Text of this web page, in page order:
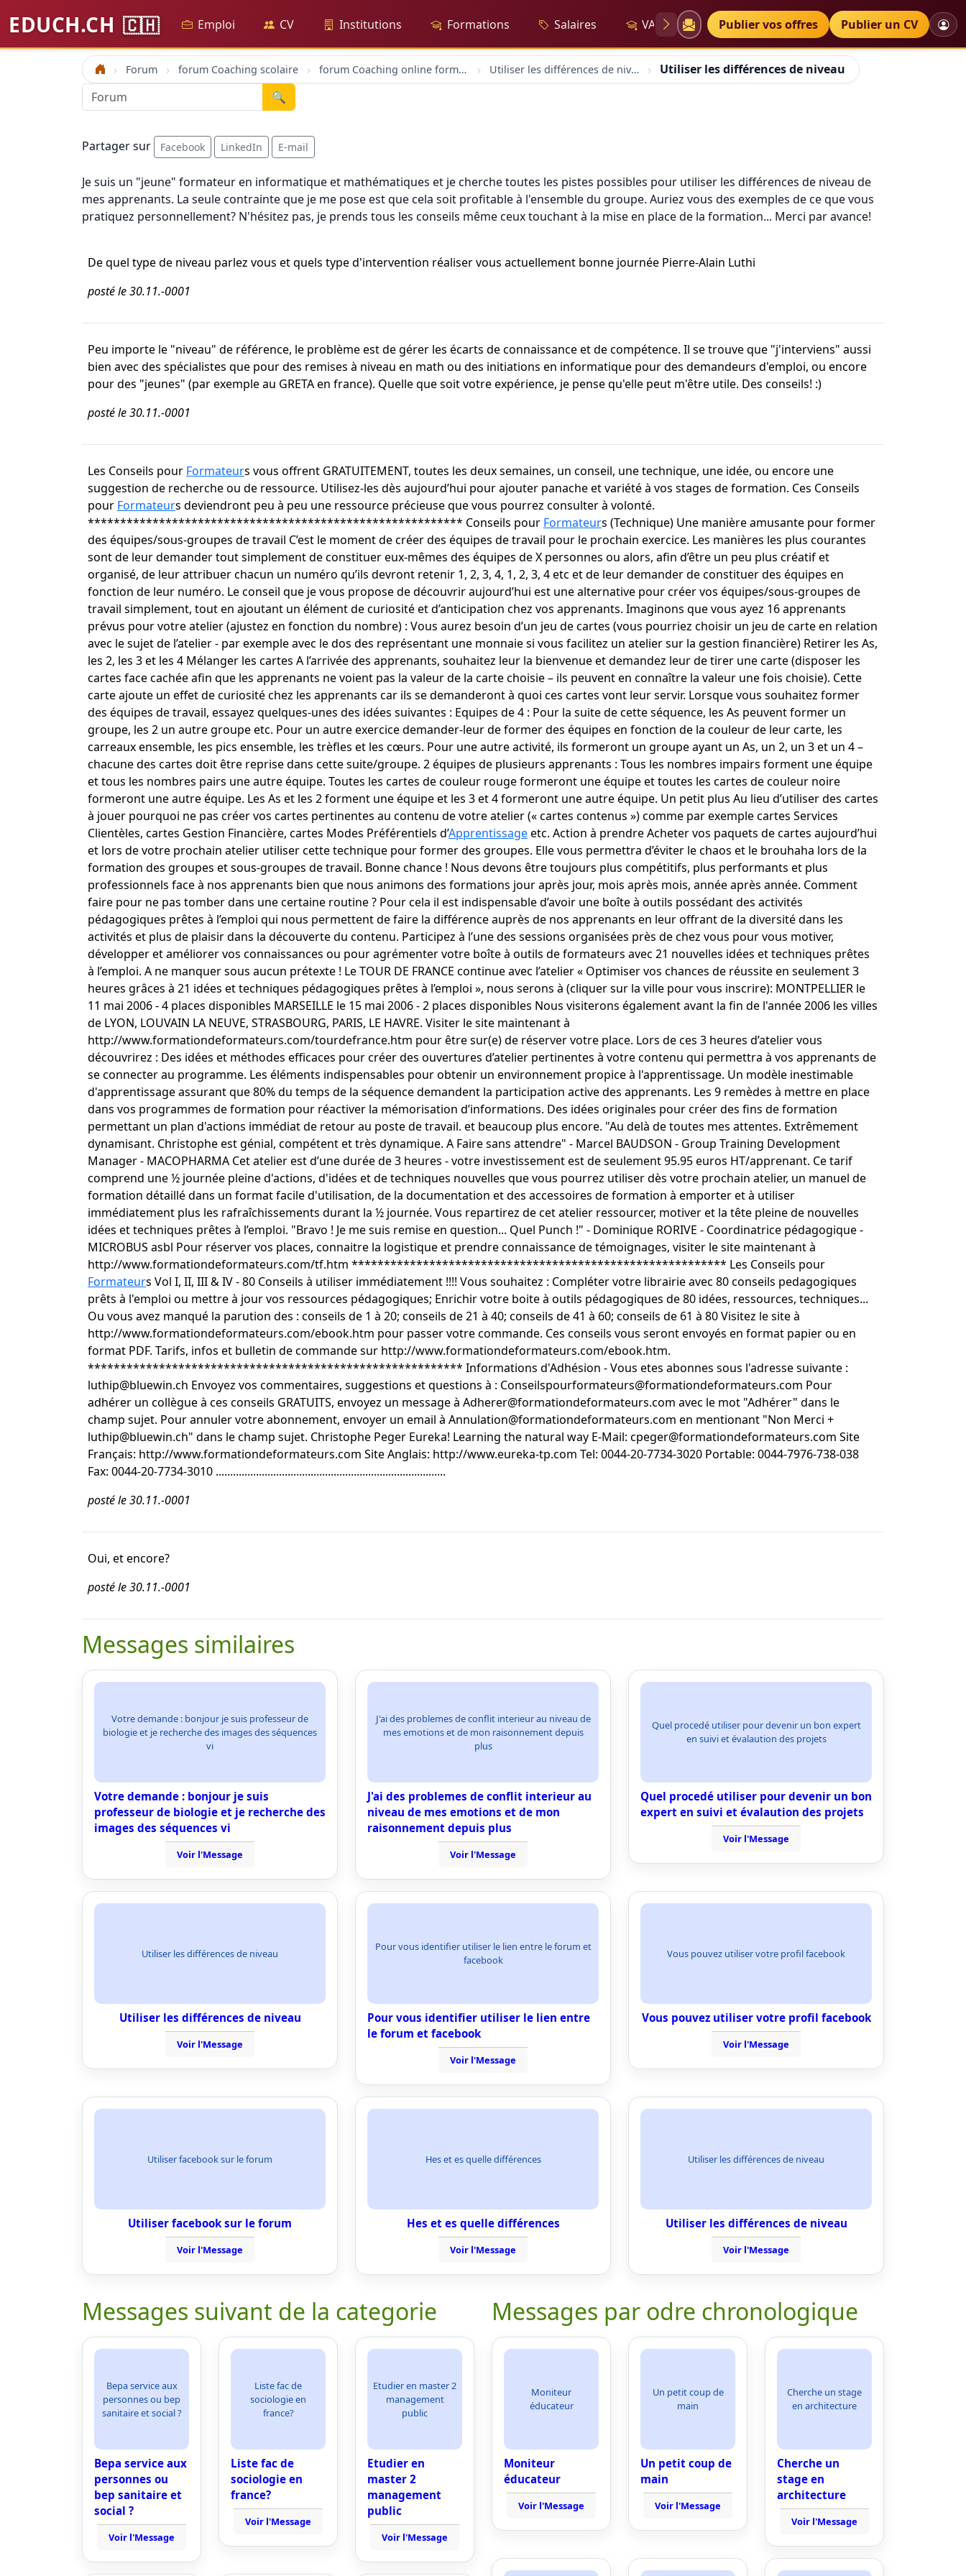
EDUCH.CH 🇨🇭 Emploi CV Institutions Formations Salaires VAE Diplômes Petites annonces
Publier vos offres Publier un CV
Accueil Forum forum Coaching scolaire forum Coaching online formation professionelle emploi education Utiliser les différences de niveau
Utiliser les différences de niveau
🔍
Partager sur Facebook LinkedIn E-mail
Je suis un "jeune" formateur en informatique et mathématiques et je cherche toutes les pistes possibles pour utiliser les différences de niveau de
mes apprenants. La seule contrainte que je me pose est que cela soit profitable à l'ensemble du groupe. Auriez vous des exemples de ce que vous
pratiquez personnellement? N'hésitez pas, je prends tous les conseils même ceux touchant à la mise en place de la formation... Merci par avance!
De quel type de niveau parlez vous et quels type d'intervention réaliser vous actuellement bonne journée Pierre-Alain Luthi
posté le 30.11.-0001
Peu importe le "niveau" de référence, le problème est de gérer les écarts de connaissance et de compétence. Il se trouve que "j'interviens" aussi
bien avec des spécialistes que pour des remises à niveau en math ou des initiations en informatique pour des demandeurs d'emploi, ou encore
pour des "jeunes" (par exemple au GRETA en france). Quelle que soit votre expérience, je pense qu'elle peut m'être utile. Des conseils! :)
posté le 30.11.-0001
Les Conseils pour Formateurs vous offrent GRATUITEMENT, toutes les deux semaines, un conseil, une technique, une idée, ou encore une
suggestion de recherche ou de ressource. Utilisez-les dès aujourd’hui pour ajouter panache et variété à vos stages de formation. Ces Conseils
pour Formateurs deviendront peu à peu une ressource précieuse que vous pourrez consulter à volonté.
********************************************************** Conseils pour Formateurs (Technique) Une manière amusante pour former
des équipes/sous-groupes de travail C’est le moment de créer des équipes de travail pour le prochain exercice. Les manières les plus courantes
sont de leur demander tout simplement de constituer eux-mêmes des équipes de X personnes ou alors, afin d’être un peu plus créatif et
organisé, de leur attribuer chacun un numéro qu’ils devront retenir 1, 2, 3, 4, 1, 2, 3, 4 etc et de leur demander de constituer des équipes en
fonction de leur numéro. Le conseil que je vous propose de découvrir aujourd’hui est une alternative pour créer vos équipes/sous-groupes de
travail simplement, tout en ajoutant un élément de curiosité et d’anticipation chez vos apprenants. Imaginons que vous ayez 16 apprenants
prévus pour votre atelier (ajustez en fonction du nombre) : Vous aurez besoin d’un jeu de cartes (vous pourriez choisir un jeu de carte en relation
avec le sujet de l’atelier - par exemple avec le dos des représentant une monnaie si vous facilitez un atelier sur la gestion financière) Retirer les As,
les 2, les 3 et les 4 Mélanger les cartes A l’arrivée des apprenants, souhaitez leur la bienvenue et demandez leur de tirer une carte (disposer les
cartes face cachée afin que les apprenants ne voient pas la valeur de la carte choisie – ils peuvent en connaître la valeur une fois choisie). Cette
carte ajoute un effet de curiosité chez les apprenants car ils se demanderont à quoi ces cartes vont leur servir. Lorsque vous souhaitez former
des équipes de travail, essayez quelques-unes des idées suivantes : Equipes de 4 : Pour la suite de cette séquence, les As peuvent former un
groupe, les 2 un autre groupe etc. Pour un autre exercice demander-leur de former des équipes en fonction de la couleur de leur carte, les
carreaux ensemble, les pics ensemble, les trèfles et les cœurs. Pour une autre activité, ils formeront un groupe ayant un As, un 2, un 3 et un 4 –
chacune des cartes doit être reprise dans cette suite/groupe. 2 équipes de plusieurs apprenants : Tous les nombres impairs forment une équipe
et tous les nombres pairs une autre équipe. Toutes les cartes de couleur rouge formeront une équipe et toutes les cartes de couleur noire
formeront une autre équipe. Les As et les 2 forment une équipe et les 3 et 4 formeront une autre équipe. Un petit plus Au lieu d’utiliser des cartes
à jouer pourquoi ne pas créer vos cartes pertinentes au contenu de votre atelier (« cartes contenus ») comme par exemple cartes Services
Clientèles, cartes Gestion Financière, cartes Modes Préférentiels d’Apprentissageetc. Action à prendre Acheter vos paquets de cartes aujourd’hui
et lors de votre prochain atelier utiliser cette technique pour former des groupes. Elle vous permettra d’éviter le chaos et le brouhaha lors de la
formation des groupes et sous-groupes de travail. Bonne chance ! Nous devons être toujours plus compétitifs, plus performants et plus
professionnels face à nos apprenants bien que nous animons des formations jour après jour, mois après mois, année après année. Comment
faire pour ne pas tomber dans une certaine routine ? Pour cela il est indispensable d’avoir une boîte à outils possédant des activités
pédagogiques prêtes à l’emploi qui nous permettent de faire la différence auprès de nos apprenants en leur offrant de la diversité dans les
activités et plus de plaisir dans la découverte du contenu. Participez à l’une des sessions organisées près de chez vous pour vous motiver,
développer et améliorer vos connaissances ou pour agrémenter votre boîte à outils de formateurs avec 21 nouvelles idées et techniques prêtes
à l’emploi. A ne manquer sous aucun prétexte ! Le TOUR DE FRANCE continue avec l’atelier « Optimiser vos chances de réussite en seulement 3
heures grâces à 21 idées et techniques pédagogiques prêtes à l’emploi », nous serons à (cliquer sur la ville pour vous inscrire): MONTPELLIER le
11 mai 2006 - 4 places disponibles MARSEILLE le 15 mai 2006 - 2 places disponibles Nous visiterons également avant la fin de l'année 2006 les villes
de LYON, LOUVAIN LA NEUVE, STRASBOURG, PARIS, LE HAVRE. Visiter le site maintenant à
http://www.formationdeformateurs.com/tourdefrance.htm pour être sur(e) de réserver votre place. Lors de ces 3 heures d’atelier vous
découvrirez : Des idées et méthodes efficaces pour créer des ouvertures d’atelier pertinentes à votre contenu qui permettra à vos apprenants de
se connecter au programme. Les éléments indispensables pour obtenir un environnement propice à l'apprentissage. Un modèle inestimable
d'apprentissage assurant que 80% du temps de la séquence demandent la participation active des apprenants. Les 9 remèdes à mettre en place
dans vos programmes de formation pour réactiver la mémorisation d’informations. Des idées originales pour créer des fins de formation
permettant un plan d'actions immédiat de retour au poste de travail. et beaucoup plus encore. "Au delà de toutes mes attentes. Extrêmement
dynamisant. Christophe est génial, compétent et très dynamique. A Faire sans attendre" - Marcel BAUDSON - Group Training Development
Manager - MACOPHARMA Cet atelier est d’une durée de 3 heures - votre investissement est de seulement 95.95 euros HT/apprenant. Ce tarif
comprend une ½ journée pleine d'actions, d'idées et de techniques nouvelles que vous pourrez utiliser dès votre prochain atelier, un manuel de
formation détaillé dans un format facile d'utilisation, de la documentation et des accessoires de formation à emporter et à utiliser
immédiatement plus les rafraîchissements durant la ½ journée. Vous repartirez de cet atelier ressourcer, motiver et la tête pleine de nouvelles
idées et techniques prêtes à l’emploi. "Bravo ! Je me suis remise en question... Quel Punch !" - Dominique RORIVE - Coordinatrice pédagogique -
MICROBUS asbl Pour réserver vos places, connaitre la logistique et prendre connaissance de témoignages, visiter le site maintenant à
http://www.formationdeformateurs.com/tf.htm ********************************************************** Les Conseils pour
Formateurs Vol I, II, III & IV - 80 Conseils à utiliser immédiatement !!!! Vous souhaitez : Compléter votre librairie avec 80 conseils pedagogiques
prêts à l'emploi ou mettre à jour vos ressources pédagogiques; Enrichir votre boite à outils pédagogiques de 80 idées, ressources, techniques...
Ou vous avez manqué la parution des : conseils de 1 à 20; conseils de 21 à 40; conseils de 41 à 60; conseils de 61 à 80 Visitez le site à
http://www.formationdeformateurs.com/ebook.htm pour passer votre commande. Ces conseils vous seront envoyés en format papier ou en
format PDF. Tarifs, infos et bulletin de commande sur http://www.formationdeformateurs.com/ebook.htm.
********************************************************** Informations d'Adhésion - Vous etes abonnes sous l'adresse suivante :
luthip@bluewin.ch Envoyez vos commentaires, suggestions et questions à : Conseilspourformateurs@formationdeformateurs.com Pour
adhérer un collègue à ces conseils GRATUITS, envoyez un message à Adherer@formationdeformateurs.com avec le mot "Adhérer" dans le
champ sujet. Pour annuler votre abonnement, envoyer un email à Annulation@formationdeformateurs.com en mentionant "Non Merci +
luthip@bluewin.ch" dans le champ sujet. Christophe Peger Eureka! Learning the natural way E-Mail: cpeger@formationdeformateurs.com Site
Français: http://www.formationdeformateurs.com Site Anglais: http://www.eureka-tp.com Tel: 0044-20-7734-3020 Portable: 0044-7976-738-038
Fax: 0044-20-7734-3010 ................................................................................
posté le 30.11.-0001
Oui, et encore?
posté le 30.11.-0001
Messages similaires
Votre demande : bonjour je suis professeur de
biologie et je recherche des images des séquences
vi
Votre demande : bonjour je suis
professeur de biologie et je recherche des
images des séquences vi
Voir l'Message
J'ai des problemes de conflit interieur au niveau de
mes emotions et de mon raisonnement depuis
plus
J'ai des problemes de conflit interieur au
niveau de mes emotions et de mon
raisonnement depuis plus
Voir l'Message
Quel procedé utiliser pour devenir un bon expert
en suivi et évalaution des projets
Quel procedé utiliser pour devenir un bon
expert en suivi et évalaution des projets
Voir l'Message
Utiliser les différences de niveau
Utiliser les différences de niveau
Voir l'Message
Pour vous identifier utiliser le lien entre le forum et
facebook
Pour vous identifier utiliser le lien entre
le forum et facebook
Voir l'Message
Vous pouvez utiliser votre profil facebook
Vous pouvez utiliser votre profil facebook
Voir l'Message
Utiliser facebook sur le forum
Utiliser facebook sur le forum
Voir l'Message
Hes et es quelle différences
Hes et es quelle différences
Voir l'Message
Utiliser les différences de niveau
Utiliser les différences de niveau
Voir l'Message
Messages suivant de la categorie
Bepa service aux
personnes ou bep
sanitaire et social ?
Bepa service aux
personnes ou
bep sanitaire et
social ?
Voir l'Message
Liste fac de
sociologie en
france?
Liste fac de
sociologie en
france?
Voir l'Message
Etudier en master 2
management
public
Etudier en
master 2
management
public
Voir l'Message
Messages par odre chronologique
Moniteur
éducateur
Moniteur
éducateur
Voir l'Message
Un petit coup de
main
Un petit coup de
main
Voir l'Message
Cherche un stage
en architecture
Cherche un
stage en
architecture
Voir l'Message